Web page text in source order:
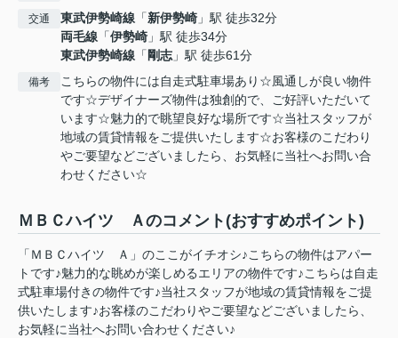
交通 東武伊勢崎線 「新伊勢崎 」駅 徒歩32分
両毛線 「伊勢崎 」駅 徒歩34分
東武伊勢崎線 「 剛志」駅 徒歩61分
備考
こちらの物件には自走式駐車場あり☆風通しが良い物件
です☆デザイナーズ物件は独創的で、ご好評いただいて
います☆魅力的で眺望良好な場所です☆当社スタッフが
地域の賃貸情報をご提供いたします☆お客様のこだわり
やご要望などございましたら、お気軽に当社へお問い合
わせください☆
ＭＢＣハイツ Ａのコメント(おすすめポイント)
「ＭＢＣハイツ Ａ」のここがイチオシ♪こちらの物件はアパー
トです♪魅力的な眺めが楽しめるエリアの物件です♪こちらは自走
式駐車場付きの物件です♪当社スタッフが地域の賃貸情報をご提
供いたします♪お客様のこだわりやご要望などございましたら、
お気軽に当社へお問い合わせください♪